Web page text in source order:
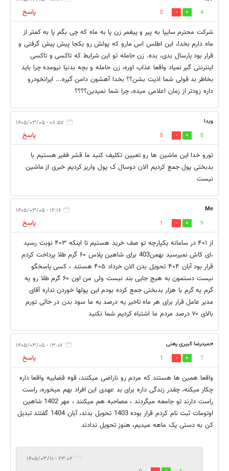
4
0
پاسخ
شرکت محترم سایپا به پیر و پیغمر زن پا به ماه که چی بگم پا به کمتر از
ماه دارم بخدا، این اطلس اس مارو که پولش رو یکجا پیش پیش گرفتی و
قرار بود پارسال بدی، بده. زن حامله تو این شرایط که تاکسی و تاکسی
اینترنتی گیر نمیاد واقعا عذاب اوره، زن حامله و بچه بدنیا نیومده چرا باید
بخاطر بد قولی شما اذیت بشن؟؟ بخدا آهشون دامن گیره... ایرانخودرو
داره زودتر از زمان اعلامی میده، چرا شما نمیدین؟؟؟؟
ویدا ۰۸:۵۷ - ۱۴۰۵/۰۳/۰۵
8
0
پاسخ
تورو خدا این ماشین ها رو تعیین تکلیف کنید ما قشر فقیر هستیم با
بدبختی پول جمع کردیم الان دوسال ک پول واریز کردیم خبری از ماشین
نیست
Me ۱۲:۱۶ - ۱۴۰۵/۰۳/۰۵
9
1
پاسخ
از ۴۰۱ در سامانه یکپارچه تو صف خرید هستیم تا اینکه ۴۰۳ نوبت رسید
،ای کاش نمیرسید بهمن403 برای شاهین پلاس ۶۰ گرم طلا پرداخت کردم
قرار بود آبان ۴۰۴ تحویل بدن الان خرداد ۴۰۵ هستند ، کسی پاسخگو
نیست دستمون به هیج جایی بند نیست ولی من اون ۶۰ گرم طلا رو یه
گرم یه گرم با هزار بدبختی جمع کرده بودم این پولها خوردن نداره آقای
مدیر عامل قرار برای هر ماه تاخیر یه درصد به ما سود بدن در حالی تورم
بالای ۷۰ درصد مردم ما اشتباه کردیم شما نکنید
حمیدرضا کبیری رهنی ۱۳:۰۷ - ۱۴۰۵/۰۳/۰۵
7
1
پاسخ
واقعا همین ها هستند که مردم رو ناراضی میکنند، قوه قضاییه واقعا داره
چکار میکنه، چقدر زندگی داره برای بد عهدی این افراد بهم میخوره، راست
راست دارند تو جامعه میگردند ، مصاحبه هم میکنند ، مهر 1402 شاهین
اوتومات ثبت نام کردم قرار بوده 1403 تحویل بدند، آبان 1404 گفتند تبدیل
کن به دستی یک ماهه میدیم، هنوز تحویل ندادند
۲۳:۰۲ - ۱۴۰۵/۰۳/۱۱